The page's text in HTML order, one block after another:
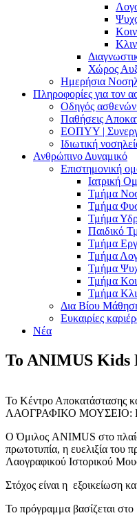
Χώρος
Ημερήσια
Πληροφορίες για τον
Οδηγός
Παθήσεις
ΕΟΠΥΥ |
Ιδιωτική
Ανθρώπινο Δυναμικό
Επιστημονική
Ιατρική
Τμήμα
Τμήμα
Τμήμα
Παιδικό
Τμήμα
Τμήμα
Τμήμα
Τμήμα
Τμήμα
Δια Βίου
Ευκαιρίες
Νέα
To ANIMUS Kids
To Κέντρο Αποκατάστασης
ΛΑΟΓΡΑΦΙΚΟ ΜΟΥΣΕΙΟ:
Ο Όμιλος ANIMUS στο
πρωτοτυπία, η ευελιξία του
Λαογραφικού Ιστορικού
Στόχος είναι η εξοικείωση
Το πρόγραμμα βασίζεται